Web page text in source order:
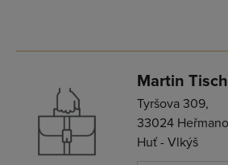
Martin
Tyršova 309,
33024
Huť - Vlkýš